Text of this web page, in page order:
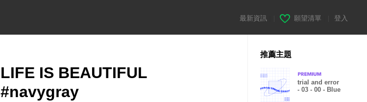
最新資訊 願望清單 登入
LIFE IS BEAUTIFUL
#navygray
推薦主題
trial and error
- 03 - 00 - Blue